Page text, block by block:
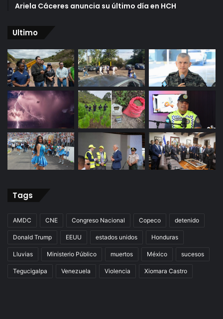
Ariela Cáceres anuncia su último día en HCH
Ultimo
Tags
AMDC CNE Congreso Nacional Copeco detenido
Donald Trump EEUU estados unidos Honduras
Lluvias Ministerio Público muertos México sucesos
Tegucigalpa Venezuela Violencia Xiomara Castro